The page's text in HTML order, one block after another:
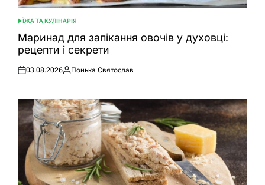
ОПУБЛІКУВАТИ
У
ЇЖА ТА КУЛІНАРІЯ
Маринад для запікання овочів у духовці:
рецепти і секрети
Оприлюднено
03.08.2026
Опубліковано
Понька Святослав